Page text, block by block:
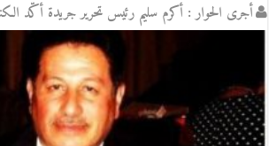
أجرى الحوار : أكرم سليم رئيس تحرير جريدة أكّد